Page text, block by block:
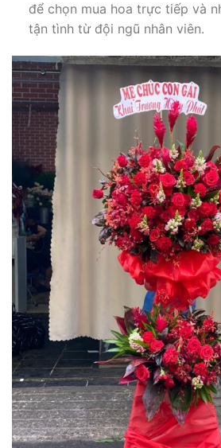
để chọn mua hoa trực tiếp và
tận tình từ đội ngũ nhân viên.